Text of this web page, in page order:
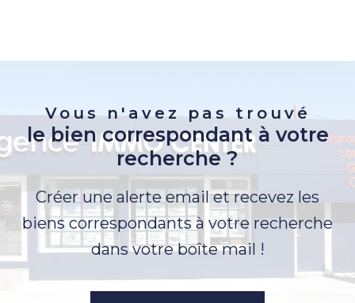
Vous n'avez pas trouvé
le bien correspondant à votre
recherche ?
Créer une alerte email et recevez les
biens correspondants à votre recherche
dans votre boîte mail !